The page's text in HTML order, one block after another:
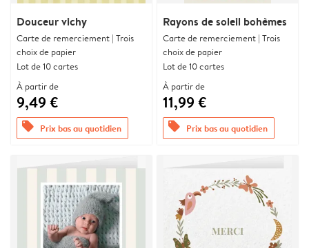
Douceur vichy
Carte de remerciement | Trois
choix de papier
Lot de 10 cartes
À partir de
9,49 €
offers Prix bas au quotidien
Rayons de soleil bohèmes
Carte de remerciement | Trois
choix de papier
Lot de 10 cartes
À partir de
11,99 €
offers Prix bas au quotidien